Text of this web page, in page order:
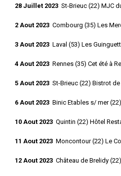
28 Juillet 2023 St-Brieuc (22) MJC
2 Aout 2023 Combourg (35) Les
3 Aout 2023 Laval (53) Les
4 Aout 2023 Rennes (35) Cet été à
5 Aout 2023 St-Brieuc (22) Bistrot
6 Aout 2023 Binic Etables s/ mer
10 Aout 2023 Quintin (22) Hôtel
11 Aout 2023 Moncontour (22) Le
12 Aout 2023 Château de Brelidy